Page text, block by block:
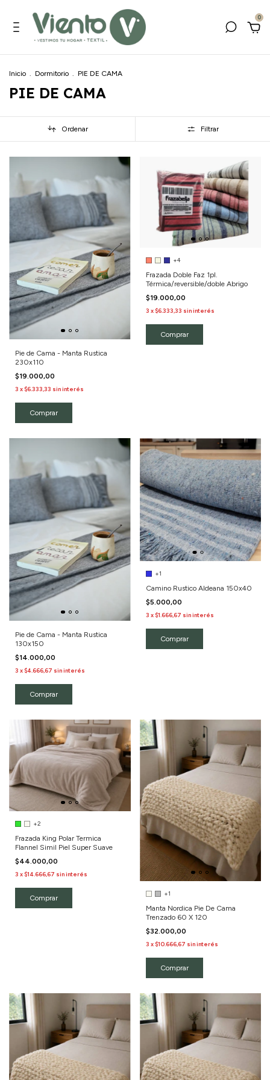
0
Inicio . Dormitorio . PIE DE CAMA
PIE DE CAMA
Ordenar Filtrar
Pie de Cama - Manta Rustica
230x110
$19.000,00
3 x$6.333,33 sin interés
Comprar
+4
Frazada Doble Faz 1pl.
Térmica/reversible/doble Abrigo
$19.000,00
3 x$6.333,33 sin interés
Comprar
Pie de Cama - Manta Rustica
130x150
$14.000,00
3 x$4.666,67 sin interés
Comprar
+1
Camino Rustico Aldeana 150x40
$5.000,00
3 x$1.666,67 sin interés
Comprar
+2
Frazada King Polar Termica
Flannel Simil Piel Super Suave
$44.000,00
3 x$14.666,67 sin interés
Comprar +1
Manta Nordica Pie De Cama
Trenzado 60 X 120
$32.000,00
3 x$10.666,67 sin interés
Comprar